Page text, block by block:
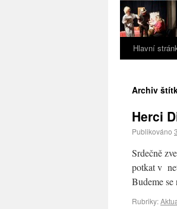
Hlavní
Archiv
Herci
Publikováno
Srdečně
potkat v
Budeme se
Rubriky: